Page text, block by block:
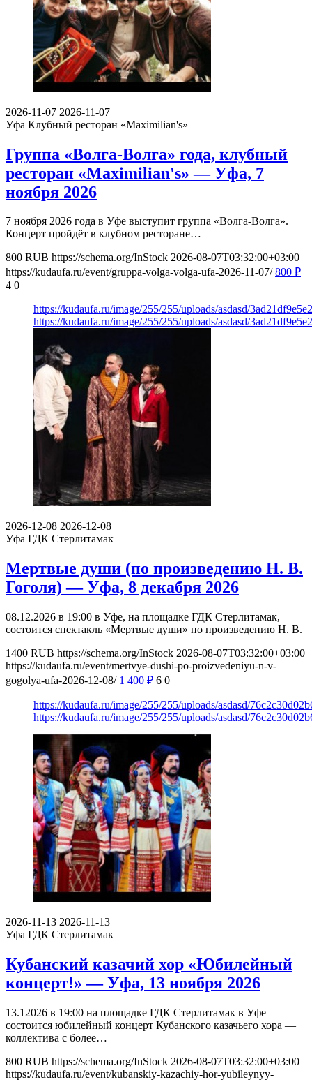
2026-11-07 2026-11-07
Уфа Клубный ресторан «Maximilian's»
Группа «Волга-Волга» года, клубный
ресторан «Maximilian's» — Уфа, 7
ноября 2026
7 ноября 2026 года в Уфе выступит группа «Волга-Волга».
Концерт пройдёт в клубном ресторане…
800 RUB https://schema.org/InStock 2026-08-07T03:32:00+03:00
https://kudaufa.ru/event/gruppa-volga-volga-ufa-2026-11-07/ 800 ₽
4 0
https://kudaufa.ru/image/255/255/uploads/asdasd/
https://kudaufa.ru/image/255/255/uploads/asdasd/
2026-12-08 2026-12-08
Уфа ГДК Стерлитамак
Мертвые души (по произведению Н. В.
Гоголя) — Уфа, 8 декабря 2026
08.12.2026 в 19:00 в Уфе, на площадке ГДК Стерлитамак,
состоится спектакль «Мертвые души» по произведению Н. В.
1400 RUB https://schema.org/InStock 2026-08-07T03:32:00+03:00
https://kudaufa.ru/event/mertvye-dushi-po-proizvedeniyu-n-v-
gogolya-ufa-2026-12-08/ 1 400 ₽ 6 0
https://kudaufa.ru/image/255/255/uploads/asdasd/
https://kudaufa.ru/image/255/255/uploads/asdasd/
2026-11-13 2026-11-13
Уфа ГДК Стерлитамак
Кубанский казачий хор «Юбилейный
концерт!» — Уфа, 13 ноября 2026
13.12026 в 19:00 на площадке ГДК Стерлитамак в Уфе
состоится юбилейный концерт Кубанского казачьего хора —
коллектива с более…
800 RUB https://schema.org/InStock 2026-08-07T03:32:00+03:00
https://kudaufa.ru/event/kubanskiy-kazachiy-hor-yubileynyy-